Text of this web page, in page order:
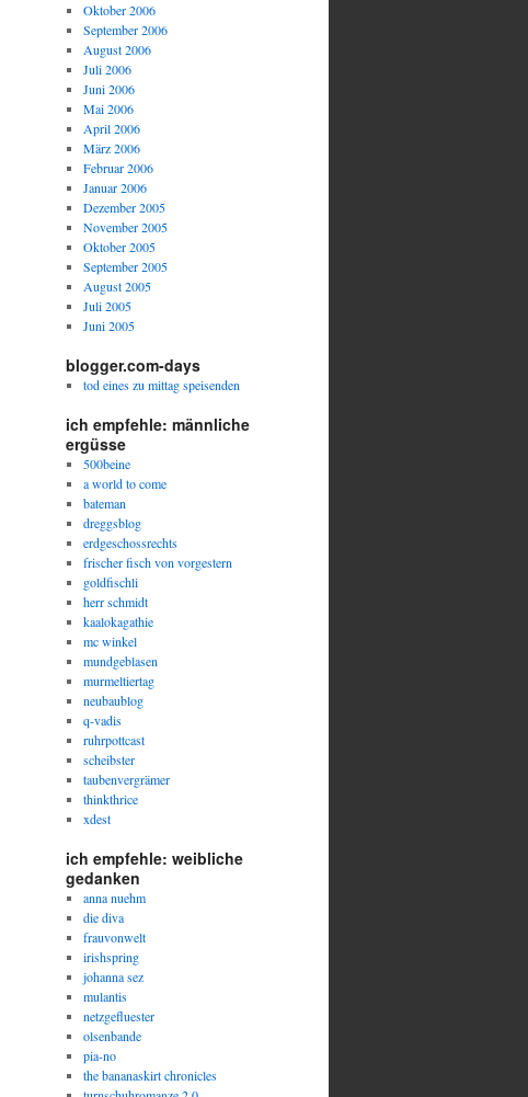
Oktober 2006
September 2006
August 2006
Juli 2006
Juni 2006
Mai 2006
April 2006
März 2006
Februar 2006
Januar 2006
Dezember 2005
November 2005
Oktober 2005
September 2005
August 2005
Juli 2005
Juni 2005
blogger.com-days
tod eines zu mittag speisenden
ich empfehle: männliche
ergüsse
500beine
a world to come
bateman
dreggsblog
erdgeschossrechts
frischer fisch von vorgestern
goldfischli
herr schmidt
kaalokagathie
mc winkel
mundgeblasen
murmeltiertag
neubaublog
q-vadis
ruhrpottcast
scheibster
taubenvergrämer
thinkthrice
xdest
ich empfehle: weibliche
gedanken
anna nuehm
die diva
frauvonwelt
irishspring
johanna sez
mulantis
netzgefluester
olsenbande
pia-no
the bananaskirt chronicles